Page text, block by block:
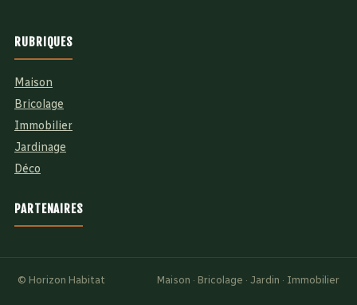
RUBRIQUES
Maison
Bricolage
Immobilier
Jardinage
Déco
PARTENAIRES
© Horizon Habitat Maison · Bricolage · Jardin · Immobilier